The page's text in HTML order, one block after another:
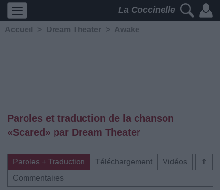
La Coccinelle
Accueil > Dream Theater > Awake
Paroles et traduction de la chanson
«Scared» par Dream Theater
⇑
Paroles + Traduction Téléchargement
Vidéos
Commentaires